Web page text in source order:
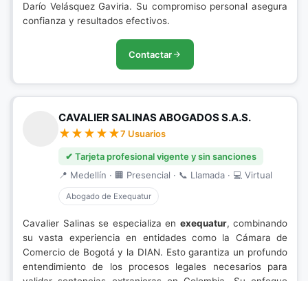
Darío Velásquez Gaviria. Su compromiso personal asegura
confianza y resultados efectivos.
Contactar
CAVALIER SALINAS ABOGADOS S.A.S.
7 Usuarios
✔ Tarjeta profesional vigente y sin sanciones
📍 Medellín · 🏢 Presencial · 📞 Llamada · 💻 Virtual
Abogado de Exequatur
Cavalier Salinas se especializa en exequatur, combinando
su vasta experiencia en entidades como la Cámara de
Comercio de Bogotá y la DIAN. Esto garantiza un profundo
entendimiento de los procesos legales necesarios para